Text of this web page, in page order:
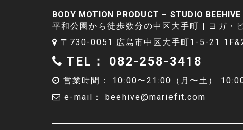
BODY MOTION PRODUCT – STUDIO BEEHIVE
平和公園から徒歩数分の中区大手町
ヨガ・
〒730-0051 広島市中区大手町1-5-21
TEL： 082-258-3418
営業時間： 10:00〜21:00（月〜土）
e-mail：
beehive@mariefit.com